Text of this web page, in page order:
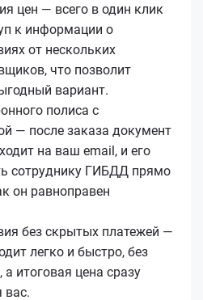
цен — всего в один клик
к информации о
от нескольких
что позволит
вариант.
полиса с
— после заказа документ
на ваш email, и его
сотруднику ГИБДД прямо
он равноправен
без скрытых платежей —
легко и быстро, без
а итоговая цена сразу
вас.